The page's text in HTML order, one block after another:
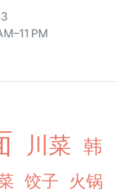
PM
川菜 韩
饺子 火锅